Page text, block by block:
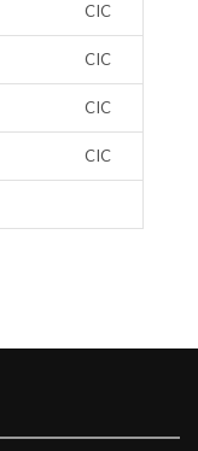
CIC
CIC
CIC
CIC